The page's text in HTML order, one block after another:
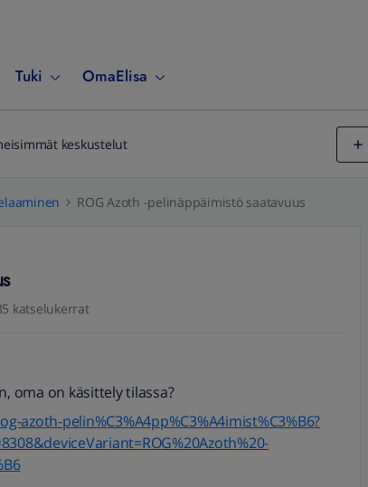
Tuki OmaElisa
keskustelut
ROG Azoth -pelinäppäimistö saatavuus
katselukerrat
oma on käsittely tilassa?
pelin%C3%A4pp%C3%A4imist%C3%B6?